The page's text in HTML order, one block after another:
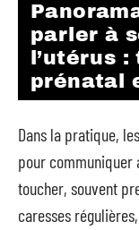
parler à
l’utérus
prénatal
Dans la pratique,
pour communiquer
toucher, souvent
caresses